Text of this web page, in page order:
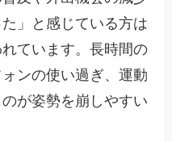
」と感じている方は
ています。長時間の
ンの使い過ぎ、運動
が姿勢を崩しやすい